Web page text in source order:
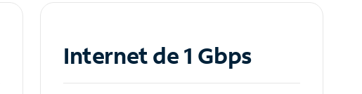
Internet de 1 Gbps